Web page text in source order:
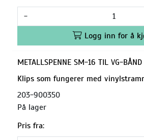
-
Logg inn for å
METALLSPENNE SM-16 TIL VG-
Klips som fungerer med
203-900350
På lager
Pris fra: